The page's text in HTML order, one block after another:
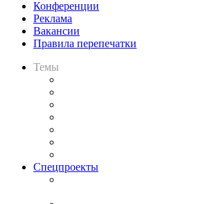
Конференции
Реклама
Вакансии
Правила перепечатки
Темы
Спецпроекты